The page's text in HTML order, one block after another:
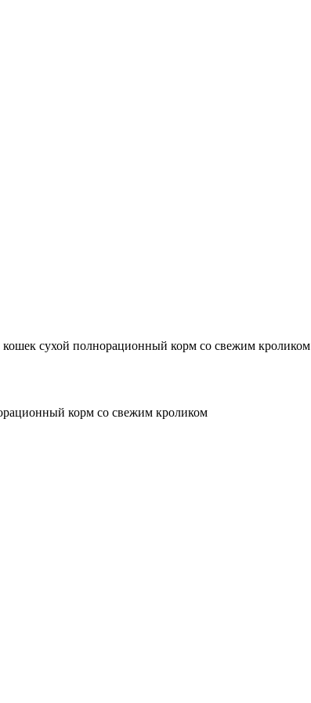
сухой полнорационный корм со свежим кроликом
корм со свежим кроликом